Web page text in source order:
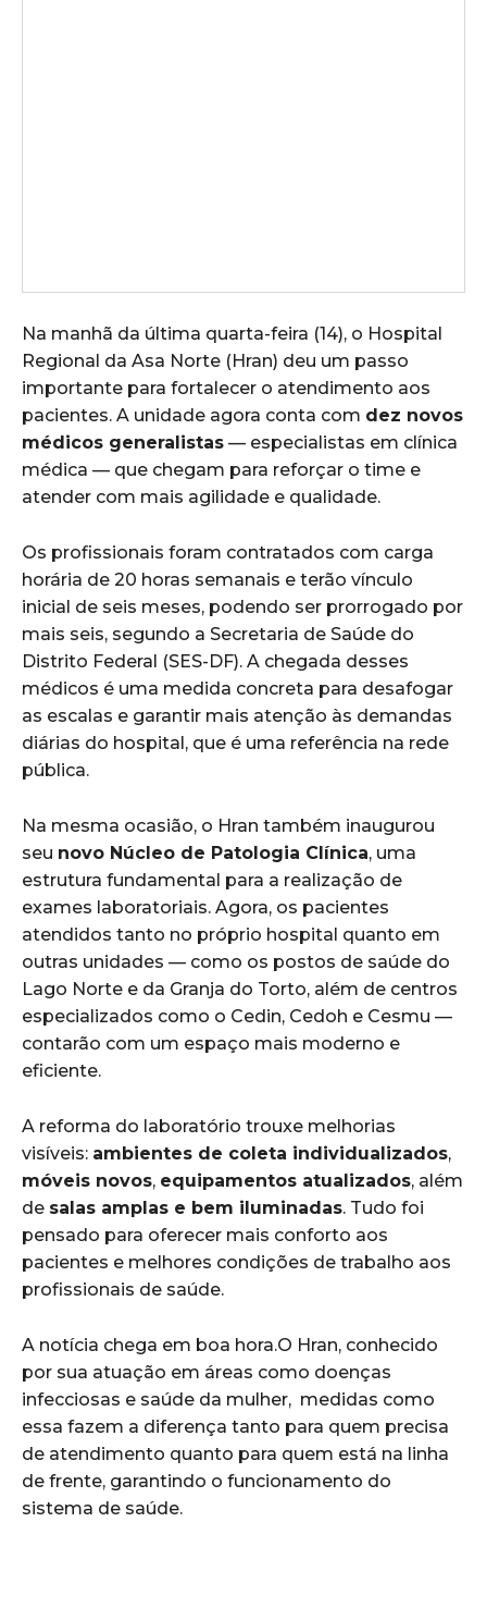
Na manhã da última quarta-feira (14), o Hospital
Regional da Asa Norte (Hran) deu um passo
importante para fortalecer o atendimento aos
pacientes. A unidade agora conta com dez novos
médicos generalistas — especialistas em clínica
médica — que chegam para reforçar o time e
atender com mais agilidade e qualidade.
Os profissionais foram contratados com carga
horária de 20 horas semanais e terão vínculo
inicial de seis meses, podendo ser prorrogado por
mais seis, segundo a Secretaria de Saúde do
Distrito Federal (SES-DF). A chegada desses
médicos é uma medida concreta para desafogar
as escalas e garantir mais atenção às demandas
diárias do hospital, que é uma referência na rede
pública.
Na mesma ocasião, o Hran também inaugurou
seu novo Núcleo de Patologia Clínica, uma
estrutura fundamental para a realização de
exames laboratoriais. Agora, os pacientes
atendidos tanto no próprio hospital quanto em
outras unidades — como os postos de saúde do
Lago Norte e da Granja do Torto, além de centros
especializados como o Cedin, Cedoh e Cesmu —
contarão com um espaço mais moderno e
eficiente.
A reforma do laboratório trouxe melhorias
visíveis: ambientes de coleta individualizados,
móveis novos, equipamentos atualizados, além
de salas amplas e bem iluminadas. Tudo foi
pensado para oferecer mais conforto aos
pacientes e melhores condições de trabalho aos
profissionais de saúde.
A notícia chega em boa hora.O Hran, conhecido
por sua atuação em áreas como doenças
infecciosas e saúde da mulher, medidas como
essa fazem a diferença tanto para quem precisa
de atendimento quanto para quem está na linha
de frente, garantindo o funcionamento do
sistema de saúde.